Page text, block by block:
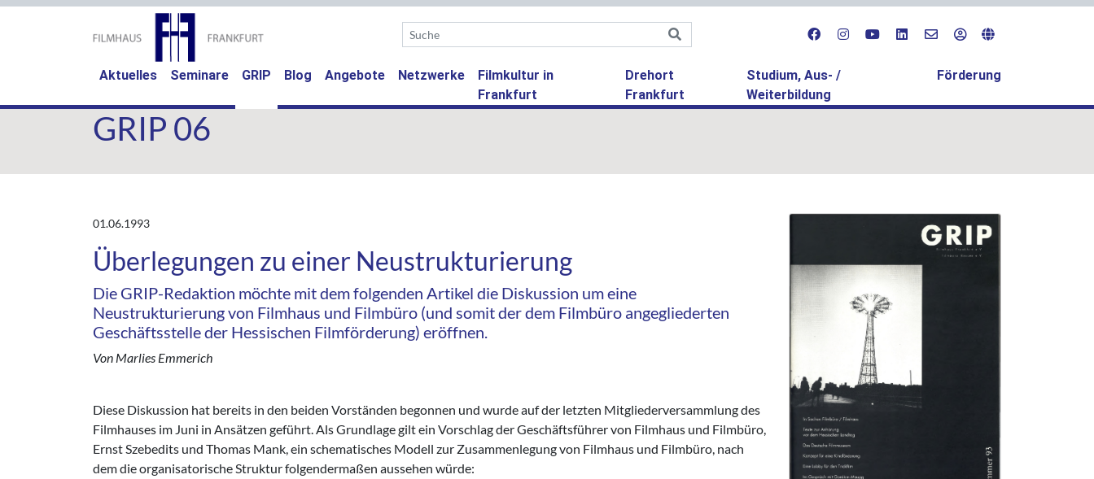
Aktuelles Seminare GRIP (current)
Blog Angebote Netzwerke
Filmkultur in
Frankfurt
Drehort
Frankfurt
Studium, Aus- /
Weiterbildung
Förderung
GRIP 06
01.06.1993
Überlegungen zu einer Neustrukturierung
Die GRIP-Redaktion möchte mit dem folgenden Artikel die Diskussion um eine
Neustrukturierung von Filmhaus und Filmbüro (und somit der dem Filmbüro angegliederten
Geschäftsstelle der Hessischen Filmförderung) eröffnen.
Von Marlies Emmerich
Diese Diskussion hat bereits in den beiden Vorständen begonnen und wurde auf der letzten Mitgliederversammlung des
Filmhauses im Juni in Ansätzen geführt. Als Grundlage gilt ein Vorschlag der Geschäftsführer von Filmhaus und Filmbüro,
Ernst Szebedits und Thomas Mank, ein schematisches Modell zur Zusammenlegung von Filmhaus und Filmbüro, nach
dem die organisatorische Struktur folgendermaßen aussehen würde: